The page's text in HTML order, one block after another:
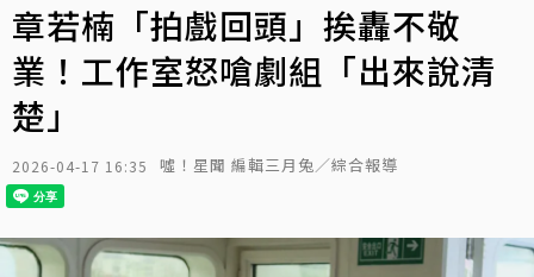
章若楠「拍戲回頭」挨轟不敬
業！工作室怒嗆劇組「出來說清
楚」
2026-04-17 16:35 噓！星聞 編輯三月兔／綜合報導